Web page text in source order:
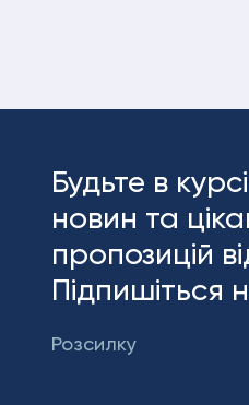
Будьте в
новин та
пропозицій
Підпишіться
Розсилку